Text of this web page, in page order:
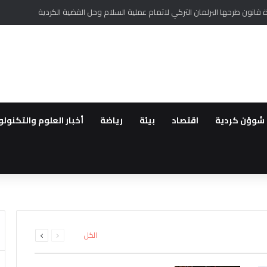
أممي من تغلغل لتنظيم داعش في سوريا وتهديده السلم الأهلي
شوؤن كردية اقتصاد بيئة رياضة أخبار العلوم
بانتمائهما إلى تنظيم
العراقية ترفع
..مهجروا سري كانية
لأهالي عفرين
الأملاك…استمرار
الحفر العشوائي للآبار في
الكل الصفحةالصفحة